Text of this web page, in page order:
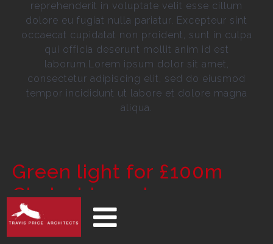
reprehenderit in voluptate velit esse cillum
dolore eu fugiat nulla pariatur. Excepteur sint
occaecat cupidatat non proident, sunt in culpa
qui officia deserunt mollit anim id est
laborum.Lorem ipsum dolor sit amet,
consectetur adipiscing elit, sed do eiusmod
tempor incididunt ut labore et dolore magna
aliqua.
Green light for £100m
Clydeside resi
development